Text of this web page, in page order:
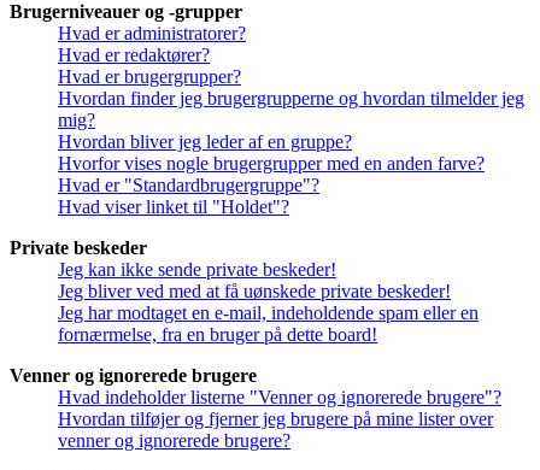
Brugerniveauer og -grupper
Hvad er administratorer?
Hvad er redaktører?
Hvad er brugergrupper?
Hvordan finder jeg brugergrupperne og hvordan tilmelder jeg
mig?
Hvordan bliver jeg leder af en gruppe?
Hvorfor vises nogle brugergrupper med en anden farve?
Hvad er "Standardbrugergruppe"?
Hvad viser linket til "Holdet"?
Private beskeder
Jeg kan ikke sende private beskeder!
Jeg bliver ved med at få uønskede private beskeder!
Jeg har modtaget en e-mail, indeholdende spam eller en
fornærmelse, fra en bruger på dette board!
Venner og ignorerede brugere
Hvad indeholder listerne "Venner og ignorerede brugere"?
Hvordan tilføjer og fjerner jeg brugere på mine lister over
venner og ignorerede brugere?